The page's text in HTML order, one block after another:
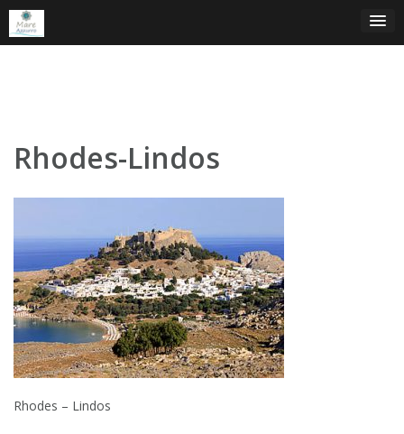
Skip
content
Rhodes-Lindos
Rhodes – Lindos